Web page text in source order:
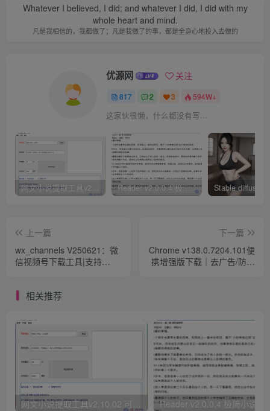
Whatever I believed, I did; and whatever I did, I did with my
whole heart and mind.
凡是我相信的，我都做了；凡是我做了的事，都是全身心地投入去做的
优源网 关注
817 2 3 594W+
这家伙很懒，什么都没有写...
网文小说提取工具v2.10.02 可以自动下载小说 从此不再花钱看小说 Reader v2.0.0.4 极简小说阅读器支持导入在线及离线书源
上一篇
wx_channels V250621：微
信视频号下载工具|支持
下一篇
Chrome v138.0.7204.101便
携增强版下载｜去广告/防劫
相关推荐
网文小说提取工具v2.10.02 可以自动下载小说 从此不再花钱看小说